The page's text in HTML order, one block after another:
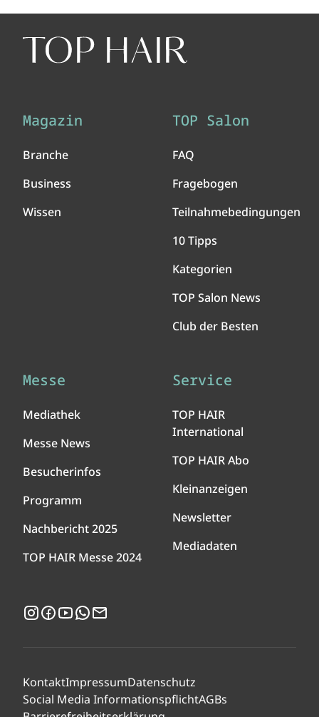
Magazin
Branche
Business
Wissen
TOP Salon
FAQ
Fragebogen
Teilnahmebedingungen
10 Tipps
Kategorien
TOP Salon News
Club der Besten
Messe
Mediathek
Messe News
Besucherinfos
Programm
Nachbericht 2025
TOP HAIR Messe 2024
Service
TOP HAIR
International
TOP HAIR Abo
Kleinanzeigen
Newsletter
Mediadaten
Instagram
Facebook
YouTubeWhatsApp
KontaktImpressumDatenschutz
Social Media InformationspflichtAGBs